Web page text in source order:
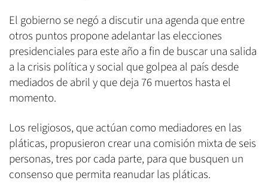
El gobierno se negó a discutir una agenda que entre
otros puntos propone adelantar las elecciones
presidenciales para este año a fin de buscar una salida
a la crisis política y social que golpea al país desde
mediados de abril y que deja 76 muertos hasta el
momento.
Los religiosos, que actúan como mediadores en las
pláticas, propusieron crear una comisión mixta de seis
personas, tres por cada parte, para que busquen un
consenso que permita reanudar las pláticas.